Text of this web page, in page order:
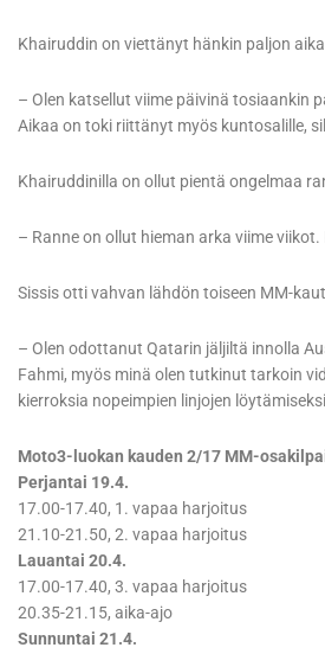
Khairuddin on viettänyt hänkin paljon
– Olen katsellut viime päivinä tosiaankin
Aikaa on toki riittänyt myös kuntosalille,
Khairuddinilla on ollut pientä ongelmaa
– Ranne on ollut hieman arka viime
Sissis otti vahvan lähdön toiseen MM-
– Olen odottanut Qatarin jäljiltä innolla
Fahmi, myös minä olen tutkinut tarkoin
kierroksia nopeimpien linjojen
Moto3-luokan kauden 2/17 MM-
Perjantai 19.4.
17.00-17.40, 1. vapaa harjoitus
21.10-21.50, 2. vapaa harjoitus
Lauantai 20.4.
17.00-17.40, 3. vapaa harjoitus
20.35-21.15, aika-ajo
Sunnuntai 21.4.